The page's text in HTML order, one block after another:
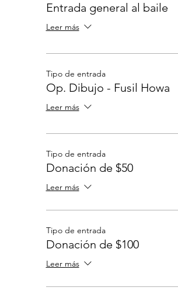
Entrada general al baile
Leer más
Tipo de entrada
Op. Dibujo - Fusil Howa
Leer más
Tipo de entrada
Donación de $50
Leer más
Tipo de entrada
Donación de $100
Leer más